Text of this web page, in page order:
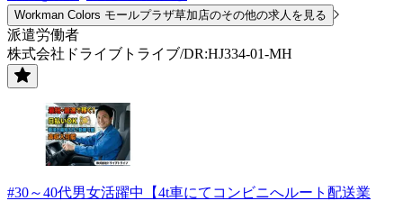
Workman Colors モールプラザ草加店のその他の求人を見る
派遣労働者
株式会社ドライブトライブ/DR:HJ334-01-MH
#30～40代男女活躍中【4t車にてコンビニへルート配送業